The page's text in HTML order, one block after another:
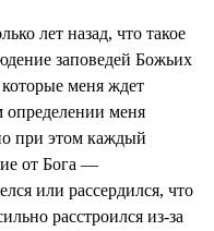
лет назад, что такое
заповедей Божьих
меня ждет
определении меня
при этом каждый
от Бога —
или рассердился, что
расстроился из-за